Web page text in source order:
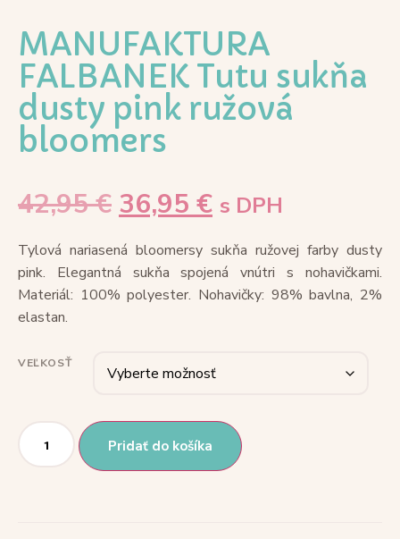
MANUFAKTURA
FALBANEK Tutu sukňa
dusty pink ružová
bloomers
42,95€ 36,95 € s DPH
Tylová nariasená bloomersy sukňa ružovej farby dusty
pink. Elegantná sukňa spojená vnútri s nohavičkami.
Materiál: 100% polyester. Nohavičky: 98% bavlna, 2%
elastan.
VEĽKOSŤ
Pridať do košíka